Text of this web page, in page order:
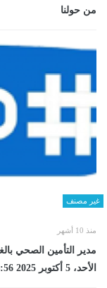
من حولنا
غير مصنف
منذ 10 أشهر
مدير التأمين الصحي
الأحد، 5 أكتوبر 2025 03:56 مـ